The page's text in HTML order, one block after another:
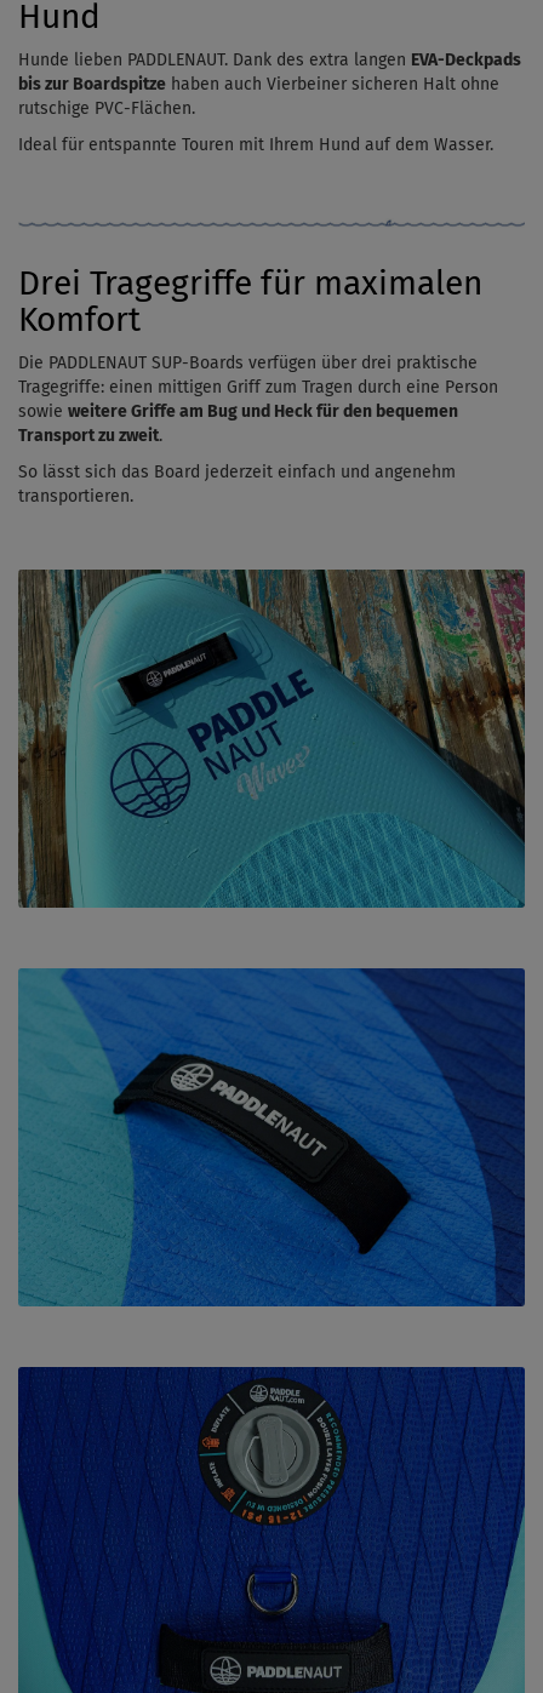
Hund
Hunde lieben PADDLENAUT. Dank des extra langen EVA-Deckpads
bis zur Boardspitze haben auch Vierbeiner sicheren Halt ohne
rutschige PVC-Flächen.
Ideal für entspannte Touren mit Ihrem Hund auf dem Wasser.
Drei Tragegriffe für maximalen
Komfort
Die PADDLENAUT SUP-Boards verfügen über drei praktische
Tragegriffe: einen mittigen Griff zum Tragen durch eine Person
sowie weitere Griffe am Bug und Heck für den bequemen
Transport zu zweit.
So lässt sich das Board jederzeit einfach und angenehm
transportieren.